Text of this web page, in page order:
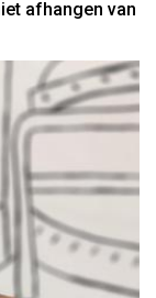
afhangen van